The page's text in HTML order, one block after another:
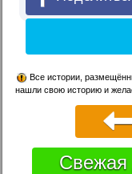
Все истории,
нашли свою историю и
Свежая